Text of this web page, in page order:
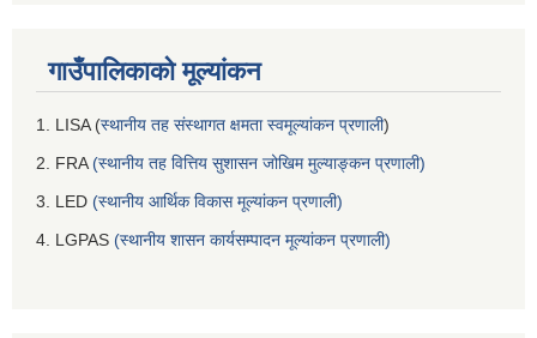
गाउँपालिकाको मूल्यांकन
1. LISA (स्थानीय तह संस्थागत क्षमता स्वमूल्यांकन प्रणाली)
2. FRA(स्थानीय तह वित्तिय सुशासन जोखिम मुल्याङ्कन प्रणाली)
3. LED (स्थानीय आर्थिक विकास मूल्यांकन प्रणाली)
4. LGPAS (स्थानीय शासन कार्यसम्पादन मूल्यांकन प्रणाली)